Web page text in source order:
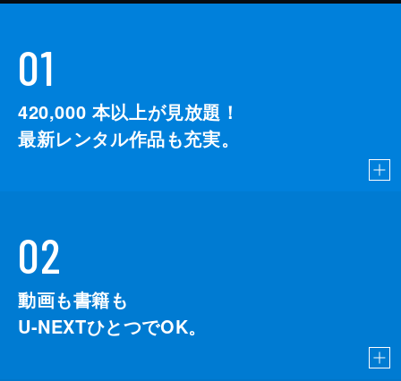
01
420,000 本以上が見放題！
最新レンタル作品も充実。
02
動画も書籍も
U-NEXTひとつでOK。